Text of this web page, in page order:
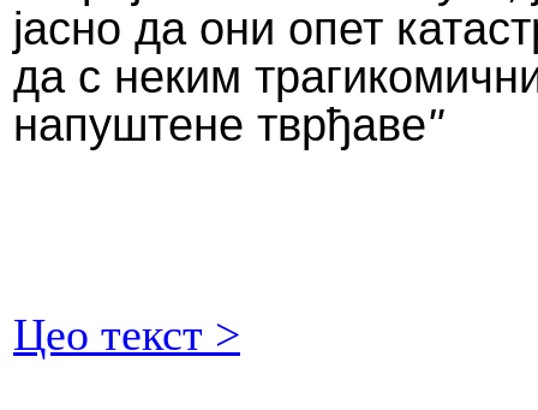
јасно да они опет
да с неким
напуштене тврђаве"
Цео текст >